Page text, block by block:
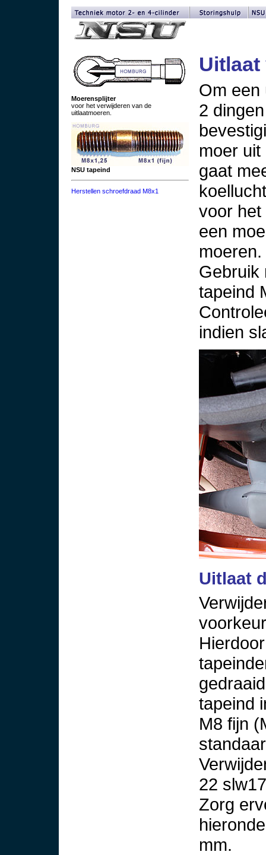
Moerensplijter
voor het verwijderen van de
uitlaatmoeren.
NSU tapeind
Herstellen schroefdraad M8x1
Om een
2
moer
gaat
voor
een
moeren.
Gebruik
tapeind
indien
Uitlaat
tapeind
M8 fijn
22
Zorg
mm.